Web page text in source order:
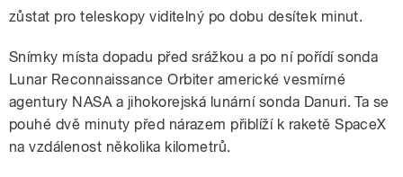
zůstat pro teleskopy viditelný po dobu desítek minut.
Snímky místa dopadu před srážkou a po ní pořídí sonda
Lunar Reconnaissance Orbiter americké vesmírné
agentury NASA a jihokorejská lunární sonda Danuri. Ta se
pouhé dvě minuty před nárazem přiblíží k raketě SpaceX
na vzdálenost několika kilometrů.